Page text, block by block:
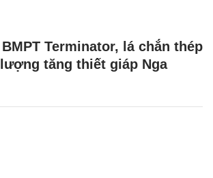
Terminator, lá chắn thép
tăng thiết giáp Nga